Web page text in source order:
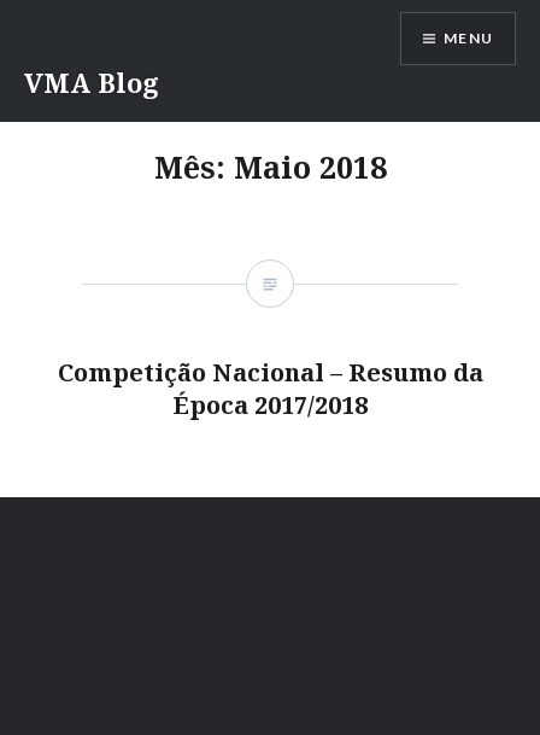
conteúdo
VMA Blog
MENU
Mês: Maio 2018
Competição Nacional – Resumo da
Época 2017/2018